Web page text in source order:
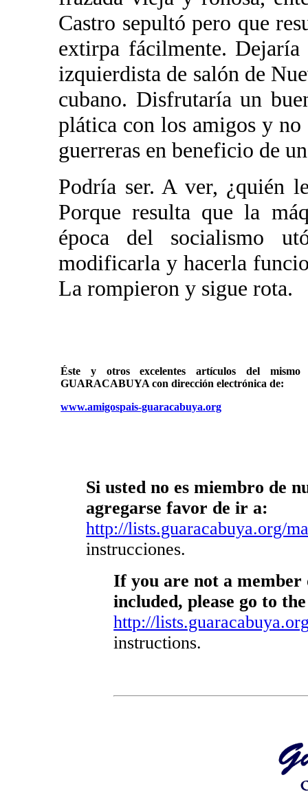
Castro sepultó pero que
extirpa fácilmente.
izquierdista de salón de
cubano. Disfrutaría un
plática con los amigos y no
guerreras en beneficio de
Podría ser. A ver, ¿quién
Porque resulta que la
época del socialismo
modificarla y hacerla
La rompieron y sigue rota.
Éste y otros excelentes artículos del
GUARACABUYA con dirección electrónica de:
www.amigospais-guaracabuya.org
Si usted no es miembro de
agregarse favor de ir a:
http://lists.guaracabuya.org/
instrucciones.
If you are not a
included, please go to
http://
instructions.